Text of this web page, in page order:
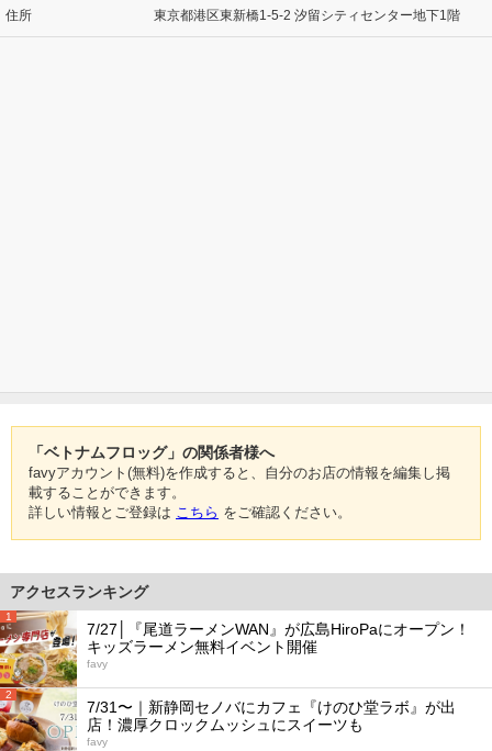
住所 東京都港区東新橋1-5-2 汐留シティセンター地下1階
「ベトナムフロッグ」の関係者様へ
favyアカウント(無料)を作成すると、自分のお店の情報を編集し掲
載することができます。
詳しい情報とご登録は こちら をご確認ください。
アクセスランキング
1
7/27│『尾道ラーメンWAN』が広島HiroPaにオープン！
キッズラーメン無料イベント開催
favy
2
7/31〜｜新静岡セノバにカフェ『けのひ堂ラボ』が出
店！濃厚クロックムッシュにスイーツも
favy